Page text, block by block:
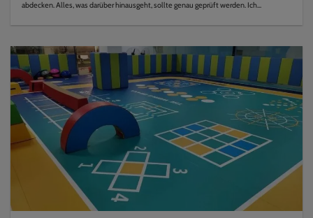
abdecken. Alles, was darüber hinausgeht, sollte genau geprüft werden. Ich...